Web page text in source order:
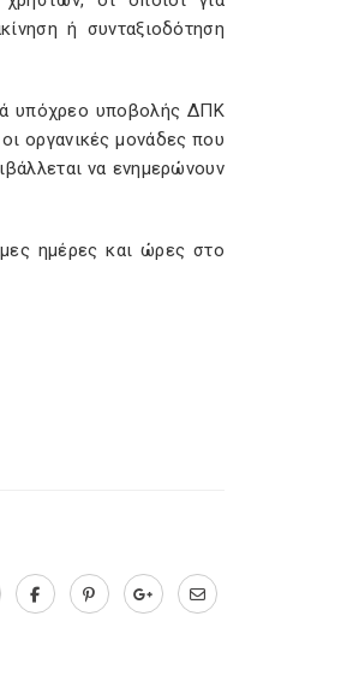
ή συνταξιοδότηση
υπόχρεο υποβολής ΔΠΚ
οργανικές μονάδες που
να ενημερώνουν
ημέρες και ώρες στο